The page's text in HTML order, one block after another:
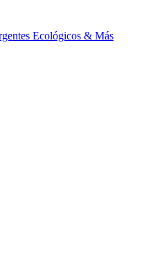
Ecológicos & Más